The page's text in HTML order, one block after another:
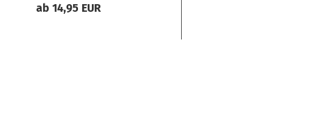
ab 14,95 EUR